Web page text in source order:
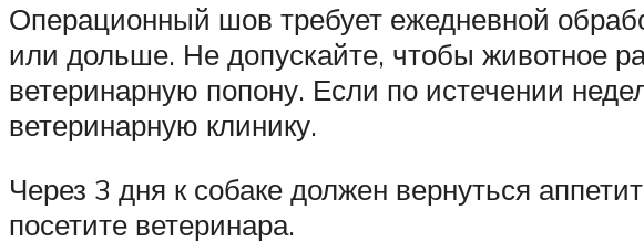
Операционный шов требует ежедневной
или дольше. Не допускайте, чтобы животное
ветеринарную попону. Если по истечении
ветеринарную клинику.
Через 3 дня к собаке должен вернуться
посетите ветеринара.